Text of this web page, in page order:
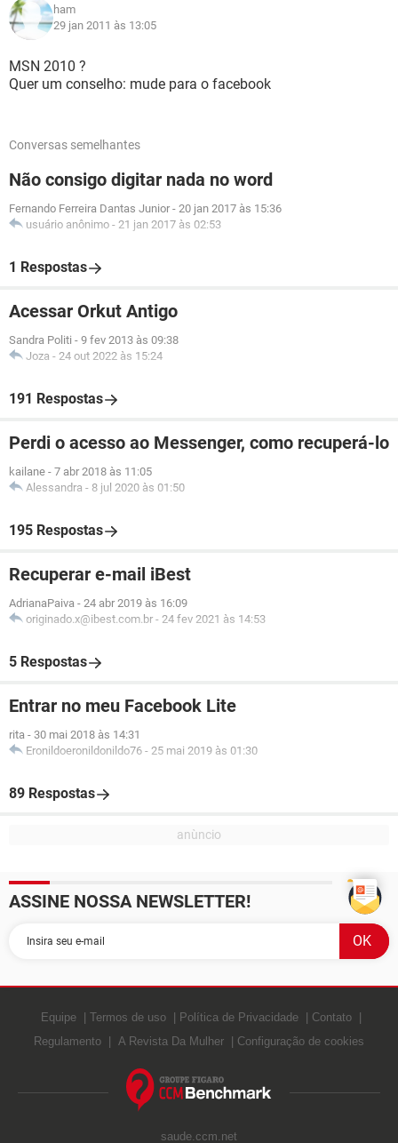
ham
29 jan 2011 às 13:05
MSN 2010 ?
Quer um conselho: mude para o facebook
Conversas semelhantes
Não consigo digitar nada no word
Fernando Ferreira Dantas Junior - 20 jan 2017 às 15:36
usuário anônimo - 21 jan 2017 às 02:53
1 Respostas
Acessar Orkut Antigo
Sandra Politi - 9 fev 2013 às 09:38
Joza - 24 out 2022 às 15:24
191 Respostas
Perdi o acesso ao Messenger, como recuperá-lo
kailane - 7 abr 2018 às 11:05
Alessandra - 8 jul 2020 às 01:50
195 Respostas
Recuperar e-mail iBest
AdrianaPaiva - 24 abr 2019 às 16:09
originado.x@ibest.com.br - 24 fev 2021 às 14:53
5 Respostas
Entrar no meu Facebook Lite
rita - 30 mai 2018 às 14:31
Eronildoeronildonildo76 - 25 mai 2019 às 01:30
89 Respostas
ASSINE NOSSA NEWSLETTER!
Equipe Termos de uso Política de Privacidade
Contato
Regulamento
A Revista Da Mulher Configuração de cookies
saude.ccm.net